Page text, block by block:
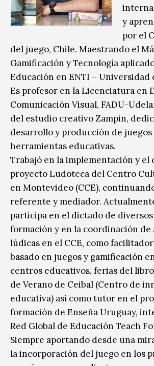
y
por el
del juego, Chile. Maestrando el
Gamificación y Tecnología
Educación en ENTI – Universidad
Es profesor en la Licenciatura en
Comunicación Visual, FADU-
del estudio creativo Zampin,
desarrollo y producción de juegos
herramientas educativas.
Trabajó en la implementación y el
proyecto Ludoteca del Centro
en Montevideo (CCE),
referente y mediador.
participa en el dictado de
formación y en la coordinación de
lúdicas en el CCE, como
basado en juegos y gamificación
centros educativos, ferias del
de Verano de Ceibal (Centro de
educativa) así como tutor en el
formación de Enseña Uruguay,
Red Global de Educación Teach
Siempre aportando desde una
la incorporación del juego en los